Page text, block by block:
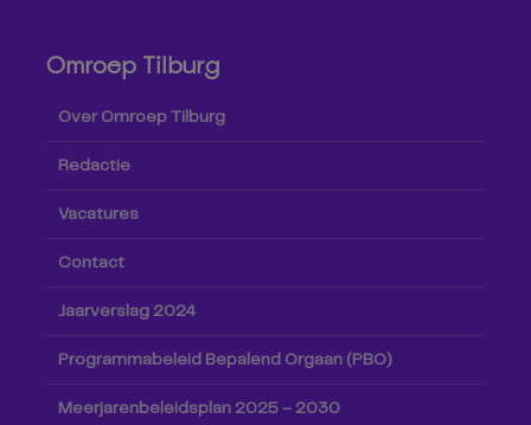
Omroep Tilburg
Over Omroep Tilburg
Redactie
Vacatures
Contact
Jaarverslag 2024
Programmabeleid Bepalend Orgaan (PBO)
Meerjarenbeleidsplan 2025 – 2030